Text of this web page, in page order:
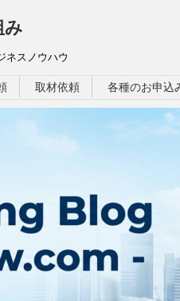
み
ネスノウハウ
取材依頼 各種のお申込